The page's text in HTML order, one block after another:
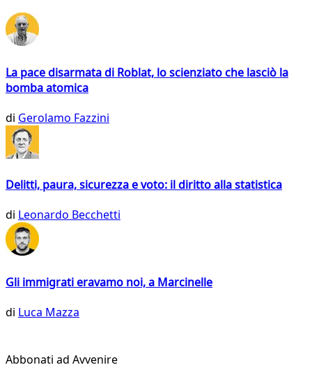
La pace disarmata di Roblat, lo scienziato che lasciò la
bomba atomica
di Gerolamo Fazzini
Delitti, paura, sicurezza e voto: il diritto alla statistica
di Leonardo Becchetti
Gli immigrati eravamo noi, a Marcinelle
di Luca Mazza
Abbonati ad Avvenire